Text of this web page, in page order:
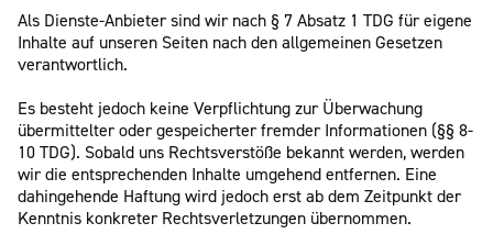
Als Dienste-Anbieter sind wir nach § 7 Absatz 1 TDG für eigene
Inhalte auf unseren Seiten nach den allgemeinen Gesetzen
verantwortlich.
Es besteht jedoch keine Verpflichtung zur Überwachung
übermittelter oder gespeicherter fremder Informationen (§§ 8-
10 TDG). Sobald uns Rechtsverstöße bekannt werden, werden
wir die entsprechenden Inhalte umgehend entfernen. Eine
dahingehende Haftung wird jedoch erst ab dem Zeitpunkt der
Kenntnis konkreter Rechtsverletzungen übernommen.